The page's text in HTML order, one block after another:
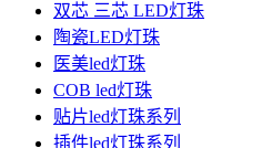
双芯 三芯 LED灯珠
陶瓷LED灯珠
医美led灯珠
COB led灯珠
贴片led灯珠系列
插件led灯珠系列